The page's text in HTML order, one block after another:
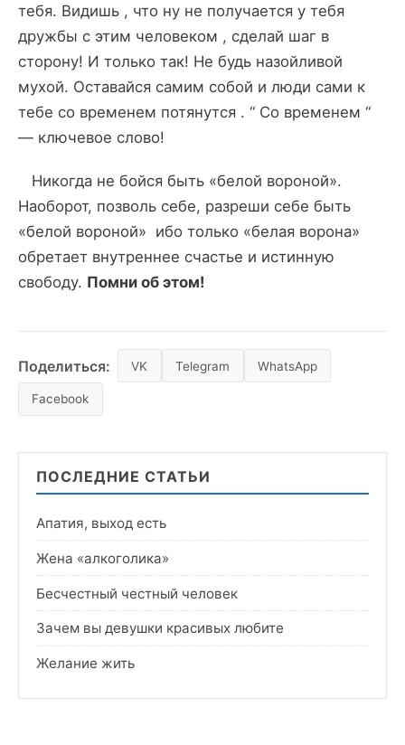
тебя. Видишь , что ну не получается у тебя
дружбы с этим человеком , сделай шаг в
сторону! И только так! Не будь назойливой
мухой. Оставайся самим собой и люди сами к
тебе со временем потянутся . “ Со временем “
— ключевое слово!
Никогда не бойся быть «белой вороной».
Наоборот, позволь себе, разреши себе быть
«белой вороной» ибо только «белая ворона»
обретает внутреннее счастье и истинную
свободу. Помни об этом!
Поделиться: VK Telegram WhatsApp
Facebook
ПОСЛЕДНИЕ СТАТЬИ
Апатия, выход есть
Жена «алкоголика»
Бесчестный честный человек
Зачем вы девушки красивых любите
Желание жить